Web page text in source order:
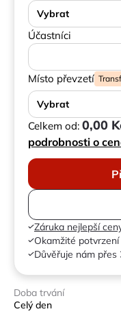
Vybrat
Účastníci
Místo převzetí
Vybrat
Celkem od: 0,00
podrobnosti o
Záruka nejlepší
Okamžité potvrzení
Důvěřuje nám
Doba trvání
Celý den